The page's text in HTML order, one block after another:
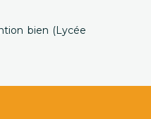
bien (Lycée